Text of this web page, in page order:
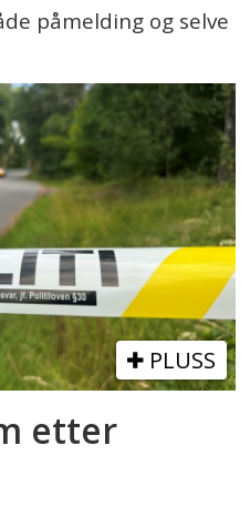
påmelding og selve
PLUSS
etter